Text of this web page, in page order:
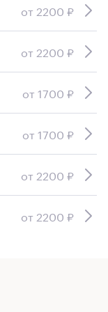
от 2200 ₽
от 2200 ₽
от 1700 ₽
от 1700 ₽
от 2200 ₽
от 2200 ₽